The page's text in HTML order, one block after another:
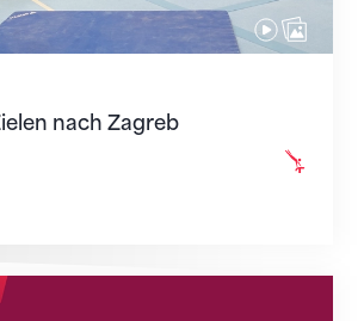
nach Zagreb
ab 1. August 2026